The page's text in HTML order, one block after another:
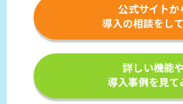
公式サイトか
導入の相談をし
詳しい機能や
導入事例を見て